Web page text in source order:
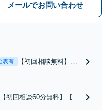
メールでお問い合わせ
表有
【初回相談無料】あ
況を丁寧にお聞きし
【初回相談60分無料】【全